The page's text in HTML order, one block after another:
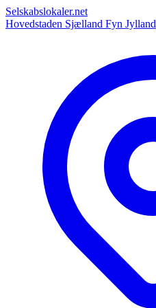
Selskabslokaler.net
Hovedstaden Sjælland Fyn Jylland